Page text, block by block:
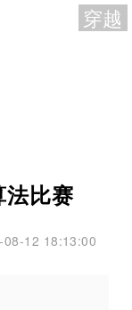
比赛
08-12 18:13:00
穿越